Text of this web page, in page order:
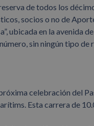
de todos los
socios o no de
ubicada en la avenida
sin ningún tipo
celebración del
Esta carrera de